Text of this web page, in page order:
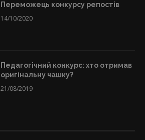
Переможець конкурсу репостів
14/10/2020
Педагогічний конкурс: хто отримав
оригінальну чашку?
21/08/2019